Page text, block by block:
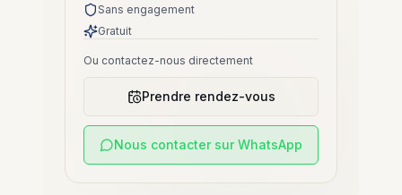
Sans engagement
Gratuit
Ou contactez-nous directement
Prendre rendez-vous
Nous contacter sur WhatsApp